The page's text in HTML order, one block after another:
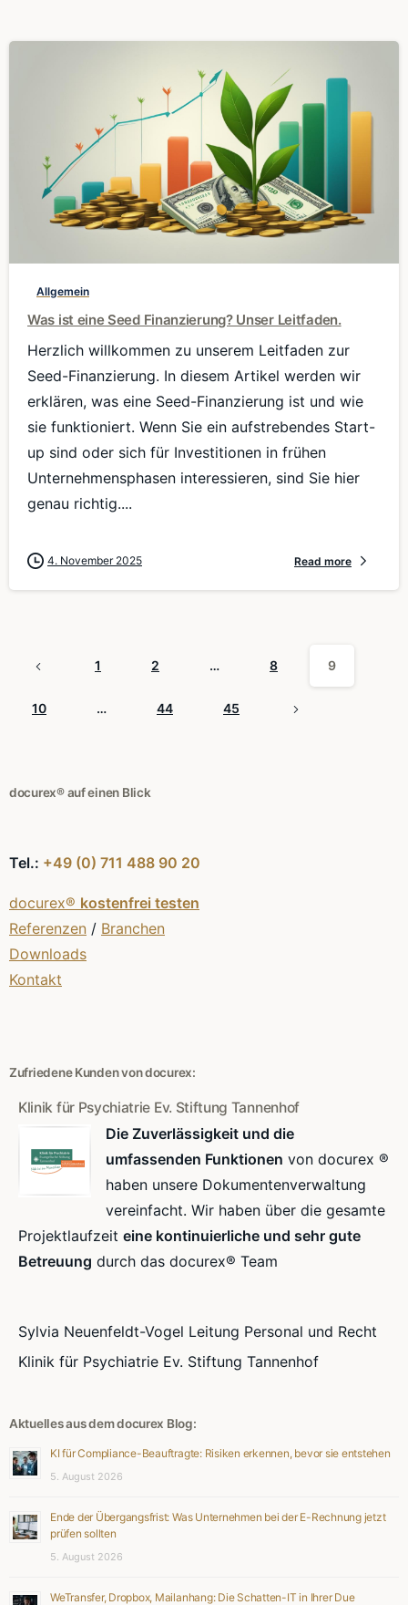
0
Allgemein
Was ist eine Seed Finanzierung? Unser Leitfaden.
Herzlich willkommen zu unserem Leitfaden zur
Seed-Finanzierung. In diesem Artikel werden wir
erklären, was eine Seed-Finanzierung ist und wie
sie funktioniert. Wenn Sie ein aufstrebendes Start-
up sind oder sich für Investitionen in frühen
Unternehmensphasen interessieren, sind Sie hier
genau richtig....
4. November 2025 Read more
1 2 … 8 9
10 … 44 45
docurex® auf einen Blick
Tel.: +49 (0) 711 488 90 20
docurex® kostenfrei testen
Referenzen / Branchen
Downloads
Kontakt
Zufriedene Kunden von docurex:
Klinik für Psychiatrie Ev. Stiftung Tannenhof
Die Zuverlässigkeit und die
umfassenden Funktionen von docurex ®
haben unsere Dokumentenverwaltung
vereinfacht. Wir haben über die gesamte
Projektlaufzeit eine kontinuierliche und sehr gute
Betreuung durch das docurex® Team
Sylvia Neuenfeldt-Vogel Leitung Personal und Recht
Klinik für Psychiatrie Ev. Stiftung Tannenhof
Aktuelles aus dem docurex Blog:
KI für Compliance-Beauftragte: Risiken erkennen, bevor sie entstehen
5. August 2026
Ende der Übergangsfrist: Was Unternehmen bei der E-Rechnung jetzt
prüfen sollten
5. August 2026
WeTransfer, Dropbox, Mailanhang: Die Schatten-IT in Ihrer Due